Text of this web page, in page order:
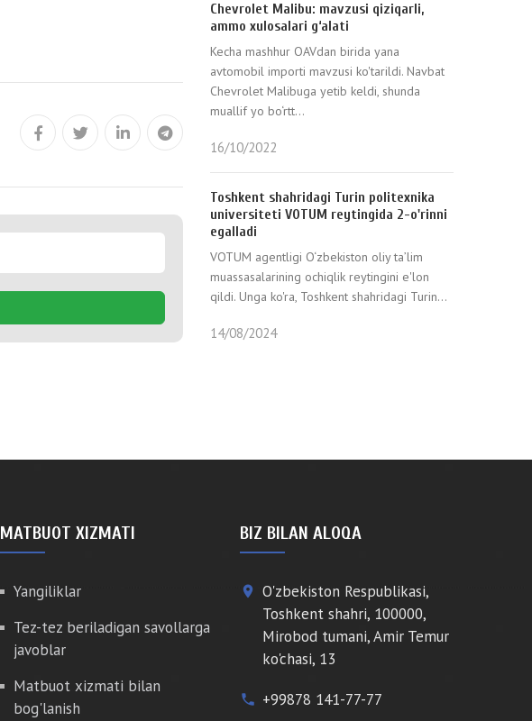
Chevrolet Malibu: mavzusi qiziqarli,
ammo xulosalari g‘alati
Kecha mashhur OAVdan birida yana
avtomobil importi mavzusi ko'tarildi. Navbat
Chevrolet Malibuga yetib keldi, shunda
muallif yo bo‘rtt...
16/10/2022
Toshkent shahridagi Turin politexnika
universiteti VOTUM reytingida 2-o'rinni
egalladi
VOTUM agentligi O‘zbekiston oliy ta’lim
muassasalarining ochiqlik reytingini e'lon
qildi. Unga ko'ra, Toshkent shahridagi Turin...
14/08/2024
MATBUOT XIZMATI
Yangiliklar
Tez-tez beriladigan savollarga
javoblar
Matbuot xizmati bilan
bog'lanish
BIZ BILAN ALOQA
place O'zbekiston Respublikasi,
Toshkent shahri, 100000,
Mirobod tumani, Amir Temur
ko'chasi, 13
phone +99878 141-77-77